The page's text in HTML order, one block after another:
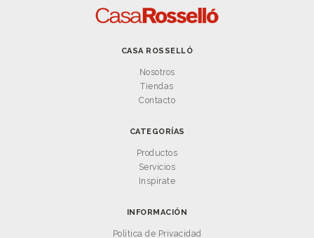
CASA ROSSELLÓ
Nosotros
Tiendas
Contacto
CATEGORÍAS
Productos
Servicios
Inspírate
INFORMACIÓN
Política de Privacidad